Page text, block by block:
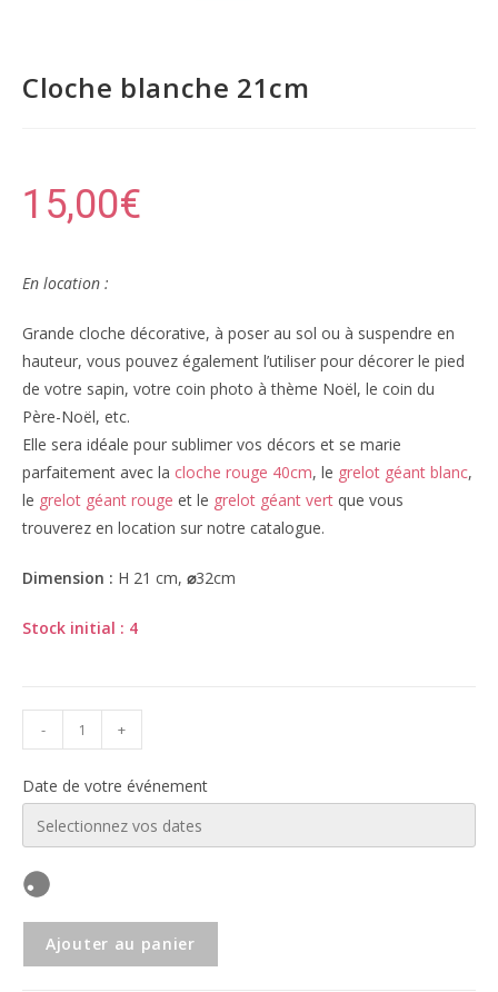
Cloche blanche 21cm
15,00€
En location :
Grande cloche décorative, à poser au sol ou à suspendre en
hauteur, vous pouvez également l’utiliser pour décorer le pied
de votre sapin, votre coin photo à thème Noël, le coin du
Père-Noël, etc.
Elle sera idéale pour sublimer vos décors et se marie
parfaitement avec la cloche rouge 40cm, le grelot géant blanc,
le grelot géant rouge et le grelot géant vert que vous
trouverez en location sur notre catalogue.
Dimension : H 21 cm, ⌀32cm
Stock initial : 4
- +
Date de votre événement
Ajouter au panier